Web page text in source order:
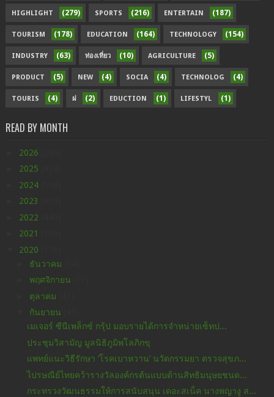
HIGHLIGHT (279) SPORTS (216) ENTERTAIN (187)
TOURISM (178) EDUCATION (164) TECHNOLOGY (154)
INDUSTRY (63) ท่องเที่ยว (10) AGRICULTURE (5)
PRODUCT (5) NEW (4) SOCIA (4) TECHNOLOG (4)
TOURIS (4) ฝ (2) EDUCTION (1) LIFESTYL (1)
READ BY MONTH
2026
2025
2024
2023
2022
2021
2020
ธันวาคม
พฤศจิกายน
ตุลาคม
กันยายน
เมเจอร์ ซีนีเพล็กซ์ กรุ้ป มอบรายได้การจำหน่ายเซ็ทป...
ประชุมวิสามัญ มูลนิธิภูมิพโลภิกขุ
แพทย์แนะวิธีรักษา ‘โรคเบาหวาน’ นวัตกรรมยา ตรวจสุขภ...
ไปรษณีย์ไทยคว้ารางวัลองค์กรต้นแบบด้านสิทธิมนุษยชนด...
กระทรวงวัฒนธรรมให้การสนับสนุน เดอะสเน็ค นางพญางู ส...